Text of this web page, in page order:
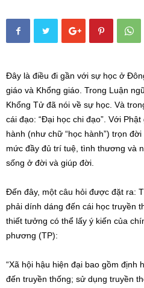
Đây là điều đi gần với sự học ở
giáo và Khổng giáo. Trong Luận
Khổng Tử đã nói về sự học. Và
cái đạo: “Đại học chi đạo”. Với
hành (như chữ “học hành”) trọn
mức đầy đủ trí tuệ, tình thương và
sống ở đời và giúp đời.
Đến đây, một câu hỏi được đặt ra:
phải dính dáng đến cái học truyền
thiết tưởng có thể lấy ý kiến của
phương (TP):
“Xã hội hậu hiện đại bao gồm định
đến truyền thống; sử dụng truyền